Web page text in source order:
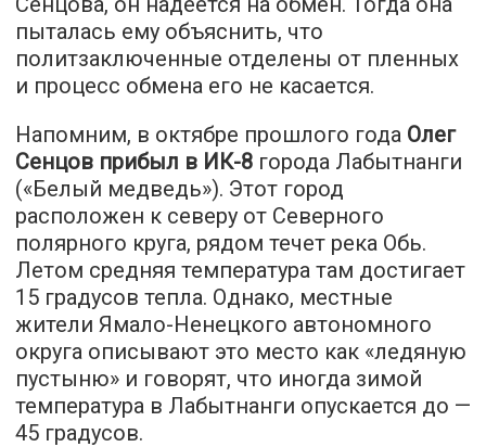
пыталась ему объяснить, что
политзаключенные отделены от пленных
и процесс обмена его не касается.
Напомним, в октябре прошлого года Олег
Сенцов прибыл в ИК-8 города Лабытнанги
(«Белый медведь»). Этот город
расположен к северу от Северного
полярного круга, рядом течет река Обь.
Летом средняя температура там достигает
15 градусов тепла. Однако, местные
жители Ямало-Ненецкого автономного
округа описывают это место как «ледяную
пустыню» и говорят, что иногда зимой
температура в Лабытнанги опускается до —
45 градусов.